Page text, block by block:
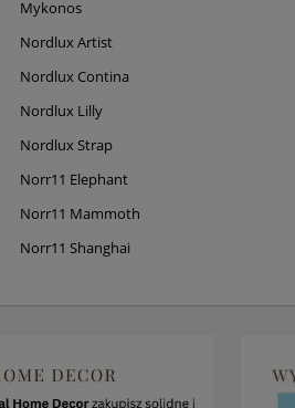
Mykonos
Nordlux Artist
Nordlux Contina
Nordlux Lilly
Nordlux Strap
Norr11 Elephant
Norr11 Mammoth
Norr11 Shanghai